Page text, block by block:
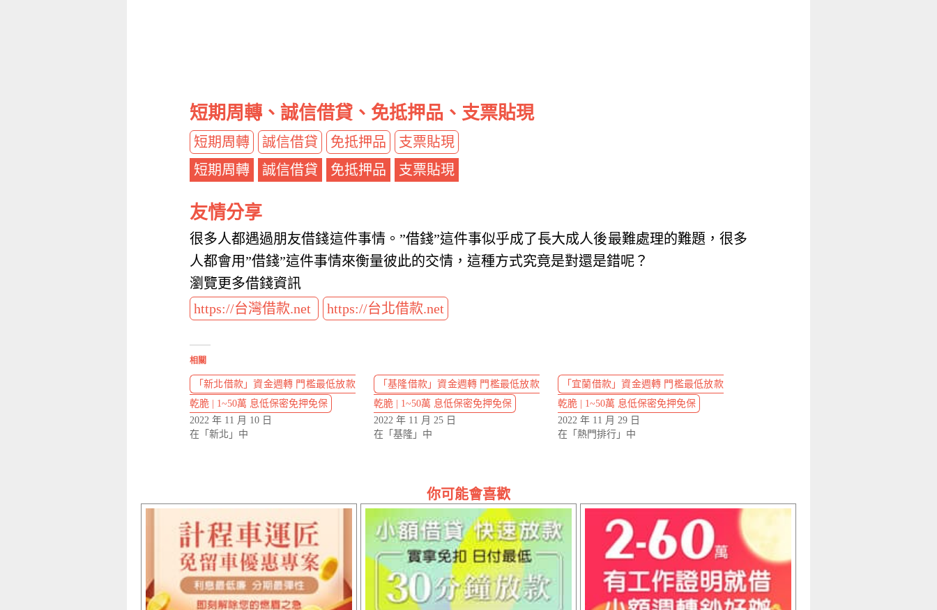
短期周轉、誠信借貸、免抵押品、支票貼現
短期周轉 誠信借貸 免抵押品
支票貼現
短期周轉
誠信借貸 免抵押品 支票貼現
友情分享
很多人都遇過朋友借錢這件事情。”借錢”這件事似乎成了長大成人後最難處理的難題，很多
人都會用”借錢”這件事情來衡量彼此的交情，這種方式究竟是對還是錯呢？
瀏覽更多借錢資訊
https://台灣借款.net
https://台北借款.net
相關
「新北借款」資金週轉 門檻最低放款
乾脆 | 1~50萬 息低保密免押免保
2022 年 11 月 10 日
在「新北」中
「基隆借款」資金週轉 門檻最低放款
乾脆 | 1~50萬 息低保密免押免保
2022 年 11 月 25 日
在「基隆」中
「宜蘭借款」資金週轉 門檻最低放款
乾脆 | 1~50萬 息低保密免押免保
2022 年 11 月 29 日
在「熱門排行」中
你可能會喜歡